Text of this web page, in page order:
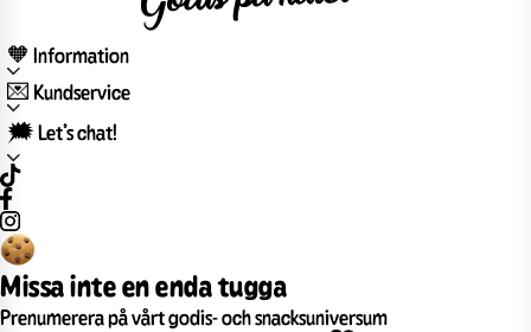
🧡 Information
💌 Kundservice
🗯️ Let’s chat!
Missa inte en enda tugga
Prenumerera på vårt godis- och snacksuniversum